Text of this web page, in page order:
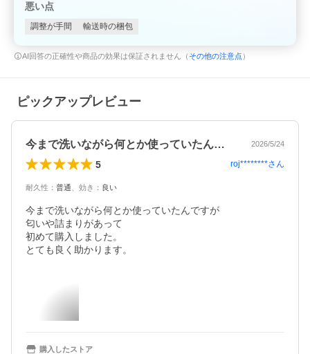
悪い点
調整が手間 輸送時の梱包
AI回答の正確性や商品の効果は保証されません（ その他の注意点 ）
ピックアップレビュー
今まで洗いながら何とか使っていたんです… 2026/5/24
5 roj********さん
耐久性 ： 普通 効き ： 良い
今まで洗いながら何とか使っていたんですが
匂いや詰まりがあって
初めて購入しました。
とても良く助かります。
購入したストア